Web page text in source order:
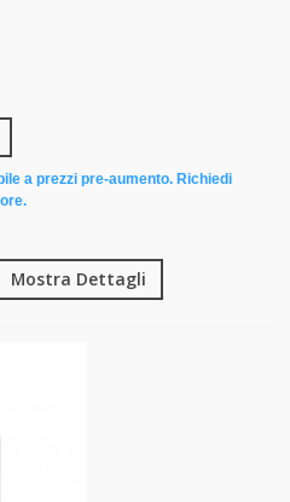
a prezzi pre-aumento. Richiedi
Mostra Dettagli